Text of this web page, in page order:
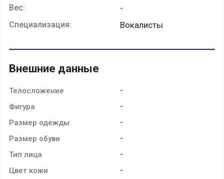
Вес: -
Специализация: Вокалисты
Внешние данные
Телосложение -
Фигура -
Размер одежды -
Размер обуви -
Тип лица -
Цвет кожи -